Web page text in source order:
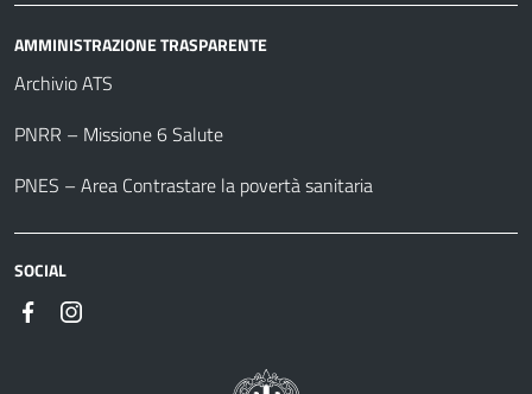
AMMINISTRAZIONE TRASPARENTE
Archivio ATS
PNRR – Missione 6 Salute
PNES – Area Contrastare la povertà sanitaria
SOCIAL